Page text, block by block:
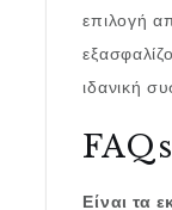
επιλογή
ιδανική
FAQs
Είναι τα